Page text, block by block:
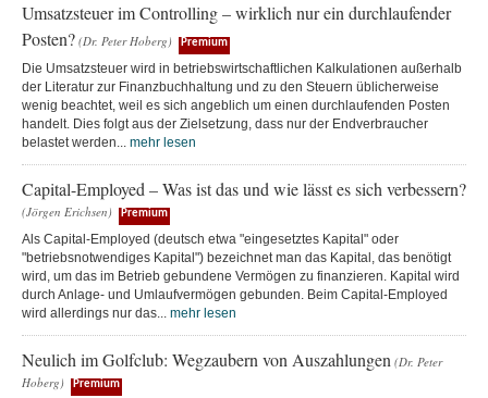
Umsatzsteuer im Controlling – wirklich nur ein durchlaufender
Posten? (Dr. Peter Hoberg) Premium
Die Umsatzsteuer wird in betriebswirtschaftlichen Kalkulationen außerhalb
der Literatur zur Finanzbuchhaltung und zu den Steuern üblicherweise
wenig beachtet, weil es sich angeblich um einen durchlaufenden Posten
handelt. Dies folgt aus der Zielsetzung, dass nur der Endverbraucher
belastet werden... mehr lesen
Capital-Employed – Was ist das und wie lässt es sich verbessern?
(Jörgen Erichsen) Premium
Als Capital-Employed (deutsch etwa "eingesetztes Kapital" oder
"betriebsnotwendiges Kapital") bezeichnet man das Kapital, das benötigt
wird, um das im Betrieb gebundene Vermögen zu finanzieren. Kapital wird
durch Anlage- und Umlaufvermögen gebunden. Beim Capital-Employed
wird allerdings nur das... mehr lesen
Neulich im Golfclub: Wegzaubern von Auszahlungen (Dr. Peter
Hoberg)
Premium